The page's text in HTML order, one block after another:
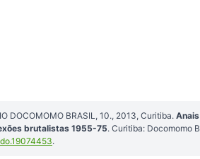
DOCOMOMO BRASIL, 10., 2013, Curitiba.
brutalistas 1955-75. Curitiba: Docomomo
.